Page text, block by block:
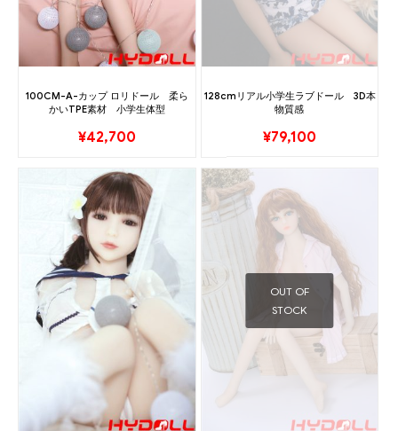
100CM-A-カップ ロリドール 柔ら
かいTPE素材 小学生体型
¥42,700
128cmリアル小学生ラブドール 3D本
物質感
¥79,100
OUT OF
STOCK